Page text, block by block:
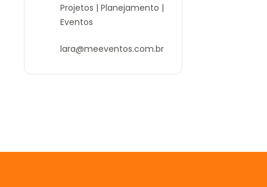
Projetos | Planejamento |
Eventos
lara@meeventos.com.br